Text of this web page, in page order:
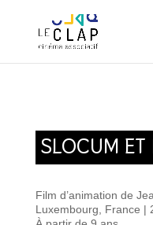
SLOCUM ET
Film d’animation de
Luxembourg, France |